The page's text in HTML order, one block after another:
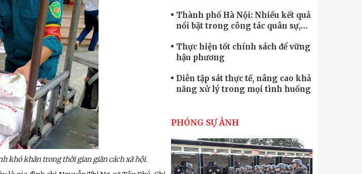
khó khăn trong thời gian giãn cách xã hội.
Thành phố Hà Nội: Nhiều kết quả
nổi bật trong công tác quân sự,
Thực hiện tốt chính sách để vững
hậu phương
Diễn tập sát thực tế, nâng cao khả
năng xử lý trong mọi tình huống
vệ “vững mạnh, rộng khắp” ngay
Trung đoàn Pháo binh 452: Huấn
luyện giỏi nâng cao sức mạnh
chiến đấu
PHÓNG SỰ ẢNH